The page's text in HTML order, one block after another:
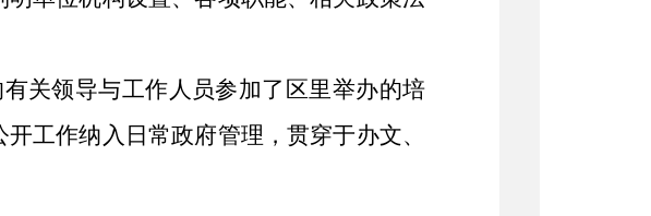
关领导与工作人员参加了区里举办的培
工作纳入日常政府管理，贯穿于办文、